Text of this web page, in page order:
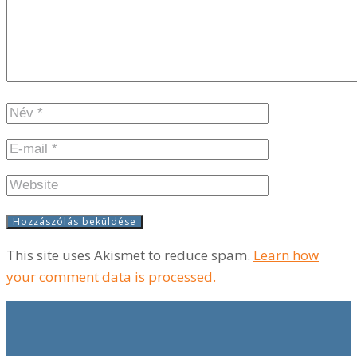
This site uses Akismet to reduce spam. Learn how
your comment data is processed.